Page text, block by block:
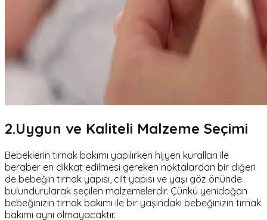
2.Uygun ve Kaliteli Malzeme Seçimi
Bebeklerin tırnak bakımı yapılırken hijyen kuralları ile
beraber en dikkat edilmesi gereken noktalardan bir diğeri
de bebeğin tırnak yapısı, cilt yapısı ve yaşı göz önünde
bulundurularak seçilen malzemelerdir. Çünkü yenidoğan
bebeğinizin tırnak bakımı ile bir yaşındaki bebeğinizin tırnak
bakımı aynı olmayacaktır.